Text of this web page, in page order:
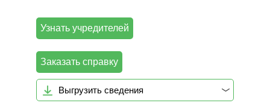
Узнать учредителей
Заказать справку
Выгрузить сведения